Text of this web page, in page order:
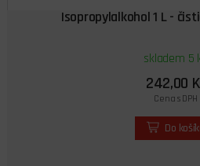
Isopropylalkohol 1 L -
skladem 5
242,00
Cena s DPH
Do